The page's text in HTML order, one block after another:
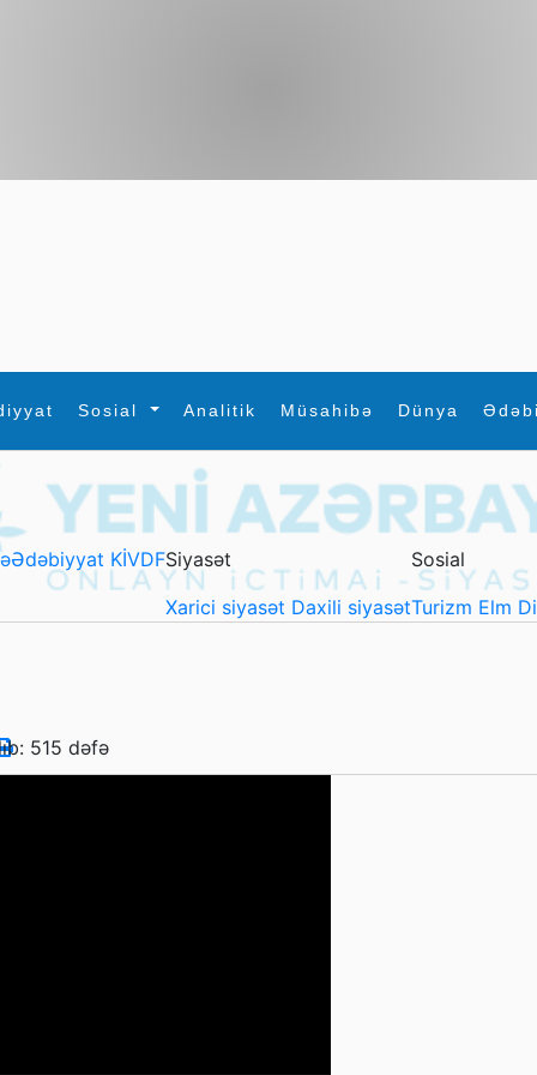
Sosial Analitik Müsahibə Dünya
Ədəbiyyat KİVDFSiyasət
Xarici siyasət Daxili siyasət
Sosial
Turizm Elm
515 dəfə